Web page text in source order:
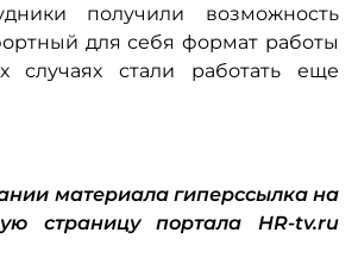
получили возможность
для себя формат работы
случаях стали работать еще
материала гиперссылка на
страницу портала HR-tv.ru